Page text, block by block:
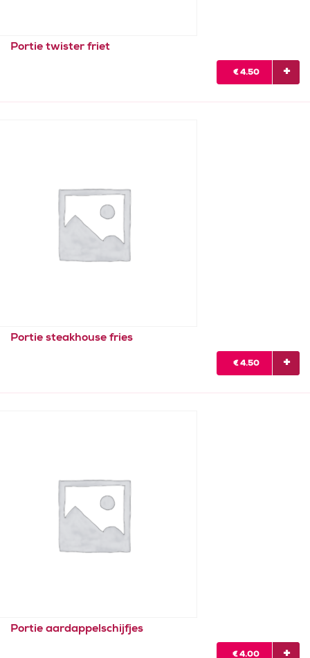
Portie twister friet
€4.50
Portie steakhouse fries
€4.50
Portie aardappelschijfjes
€4.00